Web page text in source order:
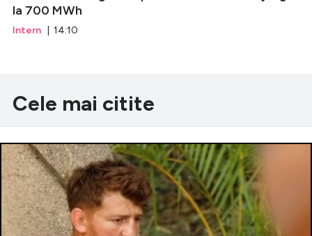
la 700 MWh
Intern | 14:10
Cele mai citite